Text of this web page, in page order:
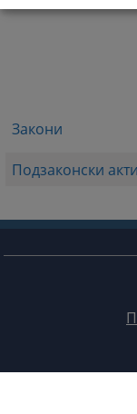
Закони
Подзаконски акти